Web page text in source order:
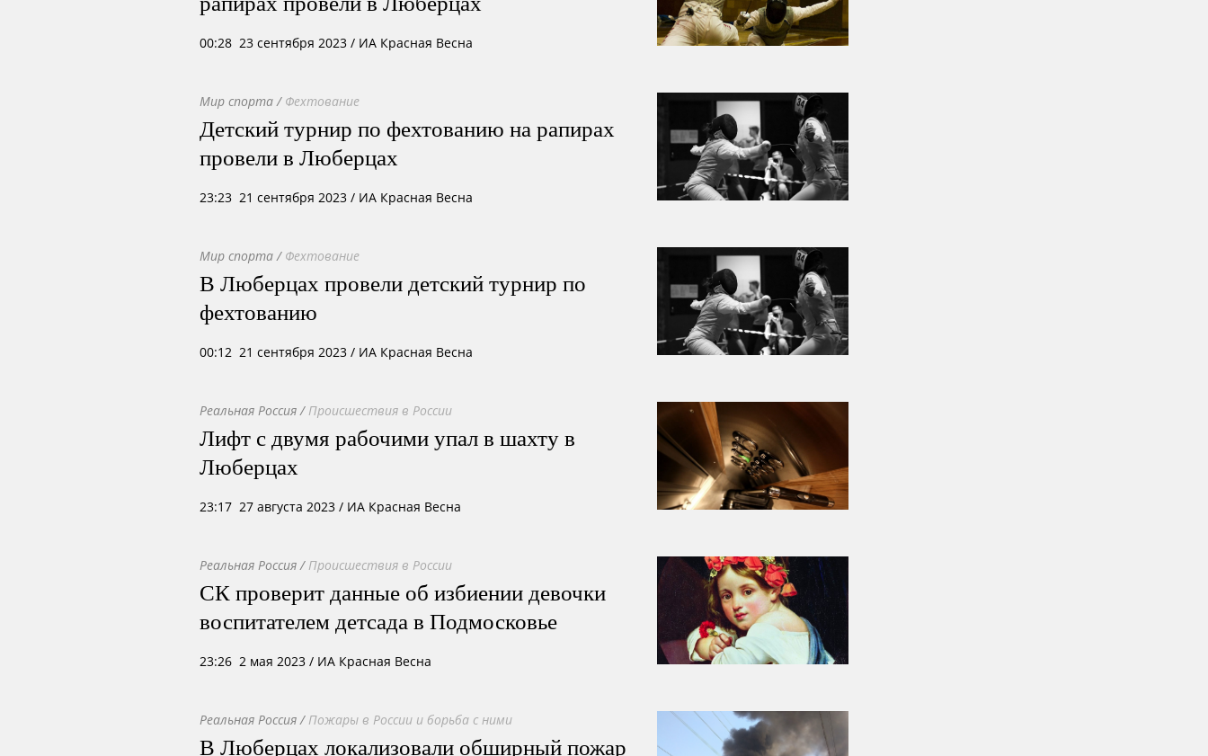
00:28 23 сентября 2023 / ИА Красная Весна
Мир спорта / Фехтование
Детский турнир по фехтованию на рапирах
провели в Люберцах
23:23 21 сентября 2023 / ИА Красная Весна
Мир спорта / Фехтование
В Люберцах провели детский турнир по
фехтованию
00:12 21 сентября 2023 / ИА Красная Весна
Реальная Россия / Происшествия в России
Лифт с двумя рабочими упал в шахту в
Люберцах
23:17 27 августа 2023 / ИА Красная Весна
Реальная Россия / Происшествия в России
СК проверит данные об избиении девочки
воспитателем детсада в Подмосковье
23:26 2 мая 2023 / ИА Красная Весна
Реальная Россия / Пожары в России и борьба с ними
В Люберцах локализовали обширный пожар